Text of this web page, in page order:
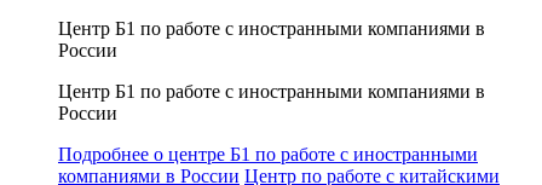
Центр Б1 по работе с иностранными компаниями в
России
Центр Б1 по работе с иностранными компаниями в
России
Подробнее о центре Б1 по работе с иностранными
компаниями в России Центр по работе с китайскими